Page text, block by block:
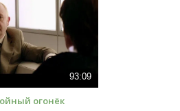
93:09
огонёк